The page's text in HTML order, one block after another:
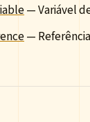
— Variável
—